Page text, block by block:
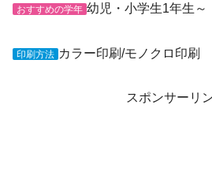
おすすめの学年 幼児・小学生1年生～
印刷方法 カラー印刷/モノクロ印刷
スポンサーリ